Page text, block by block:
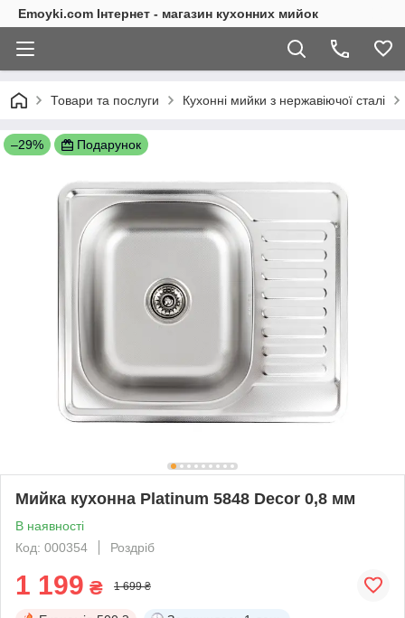
Emoyki.com Інтернет - магазин кухонних мийок
Товари та послуги Кухонні мийки з нержавіючої сталі
–29% Подарунок
Мийка кухонна Platinum 5848 Decor 0,8 мм
В наявності
Код: 000354
Роздріб
1 199 ₴ 1 699 ₴